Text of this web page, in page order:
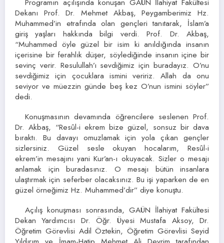
Dekanı Prof. Dr. Mehmet Akbaş, Peygamberimiz Hz.
Muhammed’in etrafında olan gençleri tanıtarak, İslam’a
giriş yaşları hakkında bilgi verdi. Prof. Dr. Akbaş,
“Muhammed öyle güzel bir isim ki anıldığında insanın
içerisine bir ferahlık düşer, söylediğinde insanın içine bir
sevinç verir. Resulullah’ı sevdiğimiz için buradayız. O’nu
sevdiğimiz için çocuklara ismini veririz. Allah da onu
seviyor ve müezzin günde beş kez O’nun ismini söyler”
dedi.
Konuşmasının devamında öğrencilere seslenen Prof.
Dr. Akbaş, “Resûl-i ekrem bize güzel, sonsuz bir dava
bıraktı. Bu davayı omuzlamak için yola çıkan gençler
sizlersiniz. Güzel sesle okuyan hocalarım, Resûl-i
ekrem’in mesajını yani Kur’an-ı okuyacak. Sizler o mesajı
anlamak için buradasınız. O mesajı bütün insanlara
ulaştırmak için seferber olacaksınız. Bu işi yaparken de en
güzel örneğimiz Hz. Muhammed’dir” diye konuştu.
Açılış konuşması sonrasında, GAÜN İlahiyat Fakültesi
Dekan Yardımcısı Dr. Öğr. Üyesi Mustafa Aksoy, Dr.
Öğretim Görevlisi Adil Öztekin, Öğretim Görevlisi Seyid